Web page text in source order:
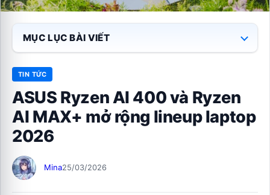
MỤC LỤC BÀI VIẾT
TIN TỨC
ASUS Ryzen AI 400 và Ryzen
AI MAX+ mở rộng lineup laptop
2026
Mina25/03/2026